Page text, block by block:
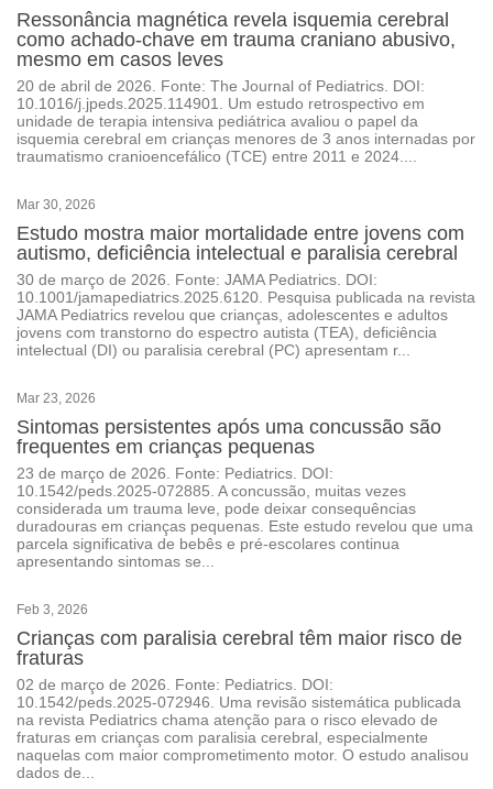
Ressonância magnética revela isquemia cerebral
como achado-chave em trauma craniano abusivo,
mesmo em casos leves
20 de abril de 2026. Fonte: The Journal of Pediatrics. DOI:
10.1016/j.jpeds.2025.114901. Um estudo retrospectivo em
unidade de terapia intensiva pediátrica avaliou o papel da
isquemia cerebral em crianças menores de 3 anos internadas por
traumatismo cranioencefálico (TCE) entre 2011 e 2024....
Mar 30, 2026
Estudo mostra maior mortalidade entre jovens com
autismo, deficiência intelectual e paralisia cerebral
30 de março de 2026. Fonte: JAMA Pediatrics. DOI:
10.1001/jamapediatrics.2025.6120. Pesquisa publicada na revista
JAMA Pediatrics revelou que crianças, adolescentes e adultos
jovens com transtorno do espectro autista (TEA), deficiência
intelectual (DI) ou paralisia cerebral (PC) apresentam r...
Mar 23, 2026
Sintomas persistentes após uma concussão são
frequentes em crianças pequenas
23 de março de 2026. Fonte: Pediatrics. DOI:
10.1542/peds.2025-072885. A concussão, muitas vezes
considerada um trauma leve, pode deixar consequências
duradouras em crianças pequenas. Este estudo revelou que uma
parcela significativa de bebês e pré-escolares continua
apresentando sintomas se...
Feb 3, 2026
Crianças com paralisia cerebral têm maior risco de
fraturas
02 de março de 2026. Fonte: Pediatrics. DOI:
10.1542/peds.2025-072946. Uma revisão sistemática publicada
na revista Pediatrics chama atenção para o risco elevado de
fraturas em crianças com paralisia cerebral, especialmente
naquelas com maior comprometimento motor. O estudo analisou
dados de...